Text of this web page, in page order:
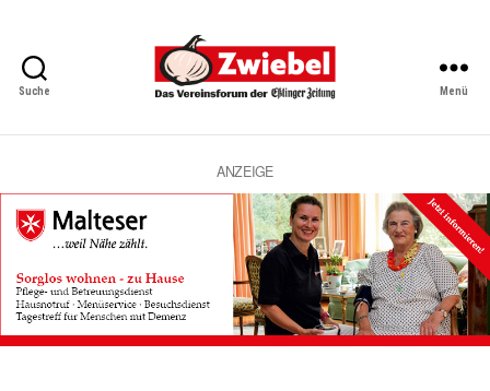
Suche
Vereinsforum
Eßlinger
Zeitung
Menü
ANZEIGE